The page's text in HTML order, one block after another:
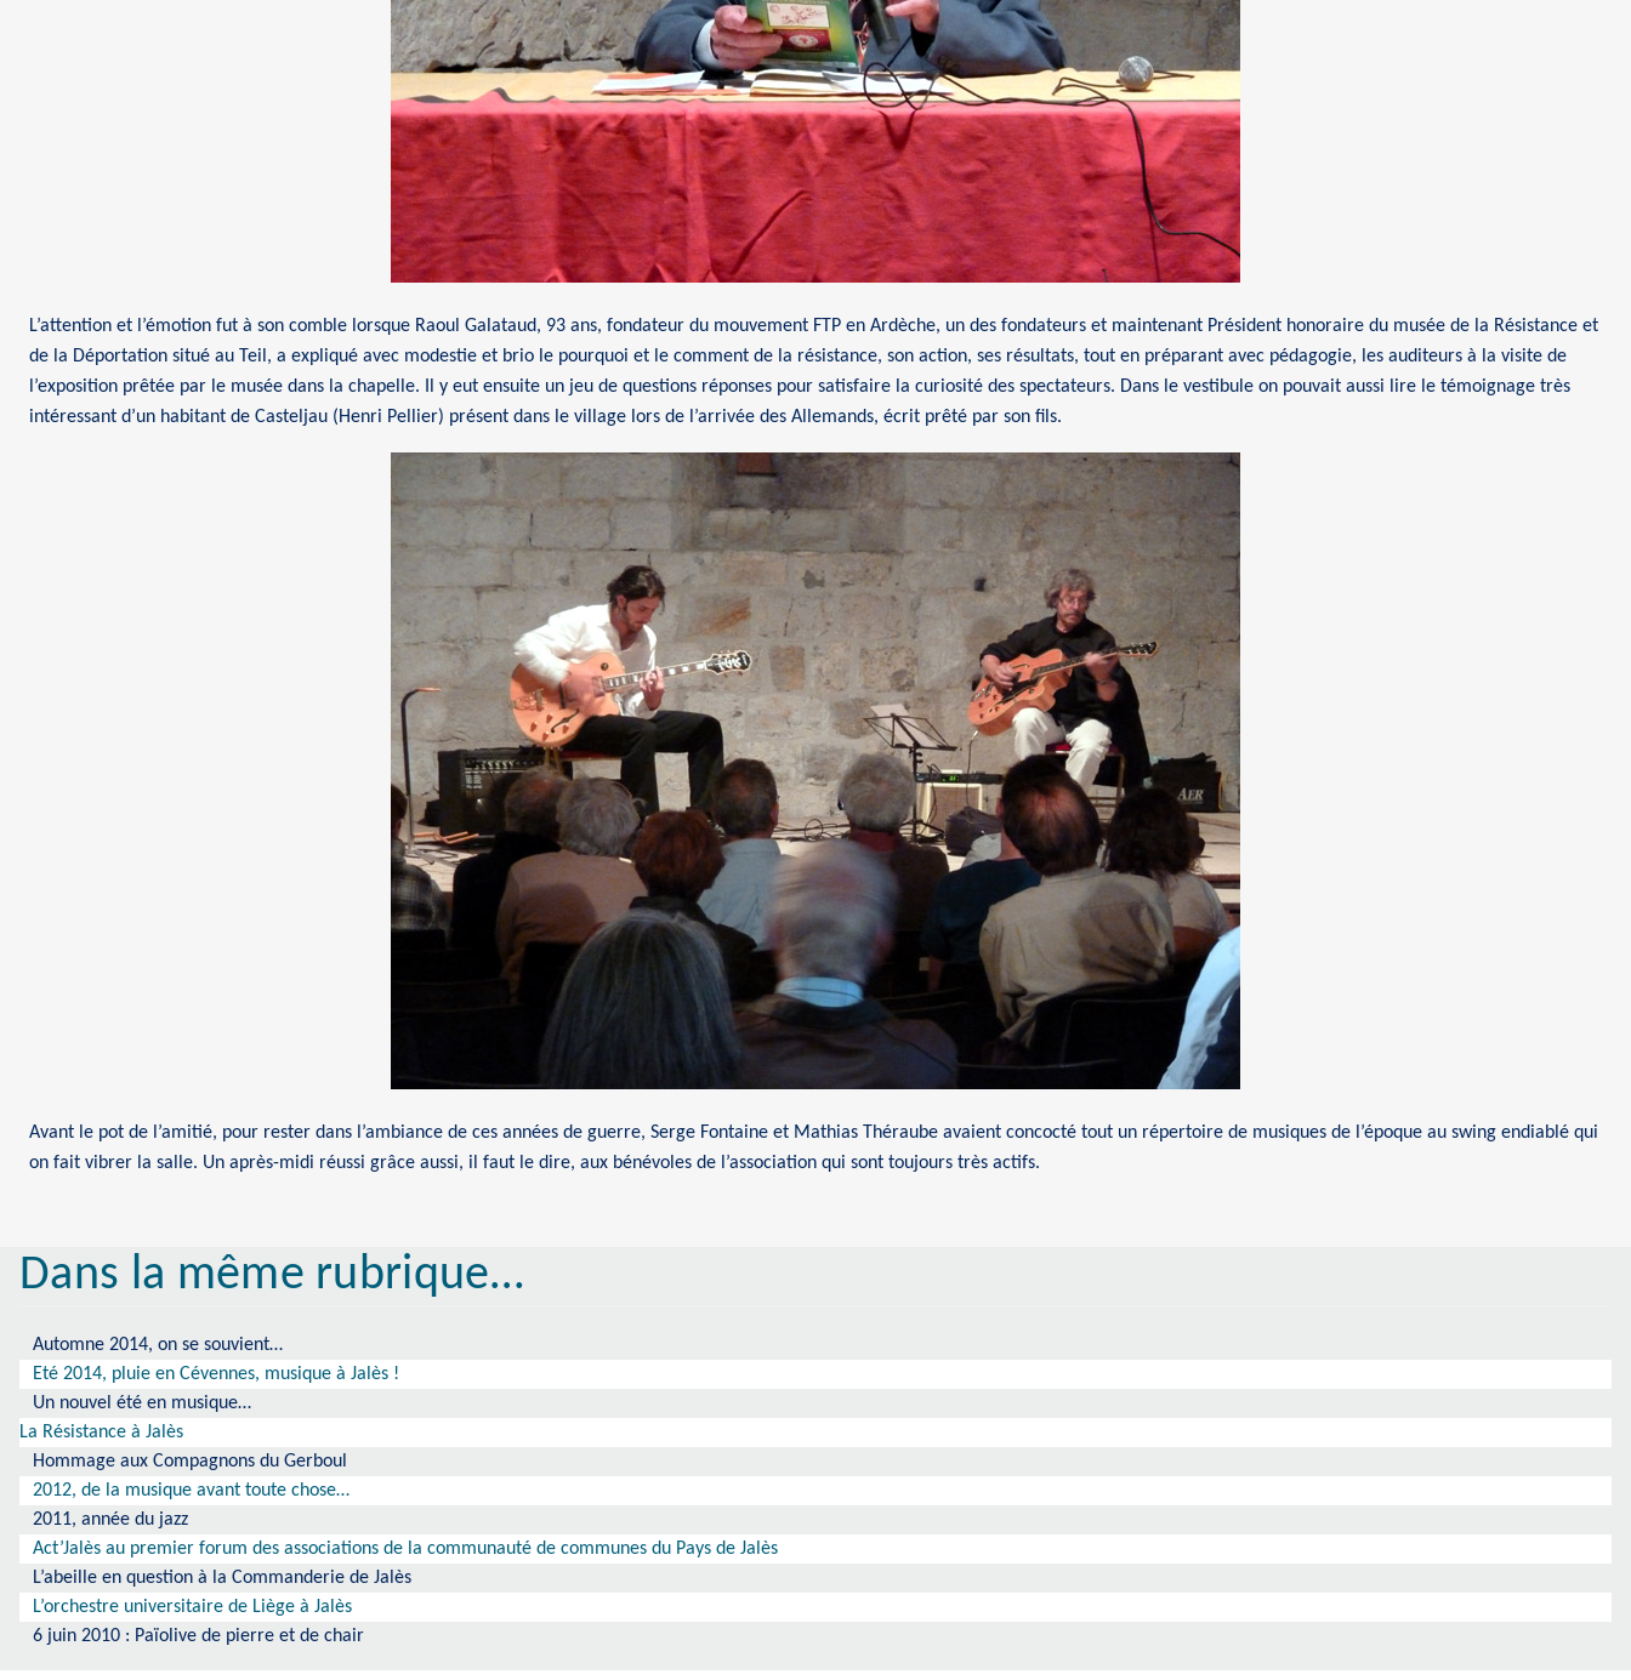
L’attention et l’émotion fut à son comble lorsque Raoul Galataud, 93 ans, fondateur du mouvement FTP en Ardèche, un des fondateurs et maintenant Président honoraire du musée de la Résistance et
de la Déportation situé au Teil, a expliqué avec modestie et brio le pourquoi et le comment de la résistance, son action, ses résultats, tout en préparant avec pédagogie, les auditeurs à la visite de
l’exposition prêtée par le musée dans la chapelle. Il y eut ensuite un jeu de questions réponses pour satisfaire la curiosité des spectateurs. Dans le vestibule on pouvait aussi lire le témoignage très
intéressant d’un habitant de Casteljau (Henri Pellier) présent dans le village lors de l’arrivée des Allemands, écrit prêté par son fils.
Avant le pot de l’amitié, pour rester dans l’ambiance de ces années de guerre, Serge Fontaine et Mathias Théraube avaient concocté tout un répertoire de musiques de l’époque au swing endiablé qui
on fait vibrer la salle. Un après-midi réussi grâce aussi, il faut le dire, aux bénévoles de l’association qui sont toujours très actifs.
Dans la même rubrique…
Automne 2014, on se souvient…
Eté 2014, pluie en Cévennes, musique à Jalès !
Un nouvel été en musique…
La Résistance à Jalès
Hommage aux Compagnons du Gerboul
2012, de la musique avant toute chose…
2011, année du jazz
Act’Jalès au premier forum des associations de la communauté de communes du Pays de Jalès
L’abeille en question à la Commanderie de Jalès
L’orchestre universitaire de Liège à Jalès
6 juin 2010 : Païolive de pierre et de chair